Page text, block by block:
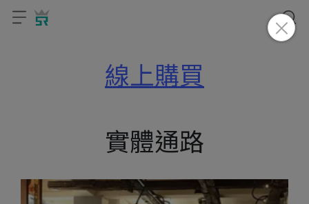
線上購買
實體通路